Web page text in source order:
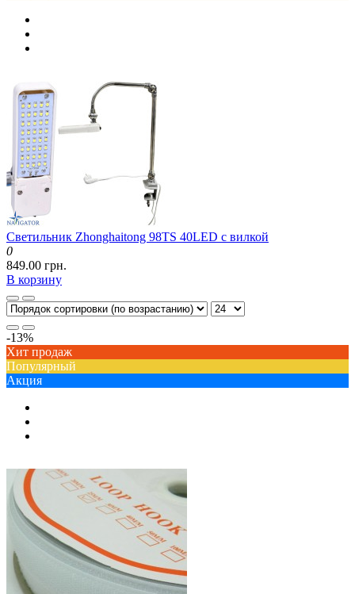
Светильник Zhonghaitong 98TS 40LED с вилкой
0
849.00 грн.
В корзину
-13%
Хит продаж
Популярный
Акция